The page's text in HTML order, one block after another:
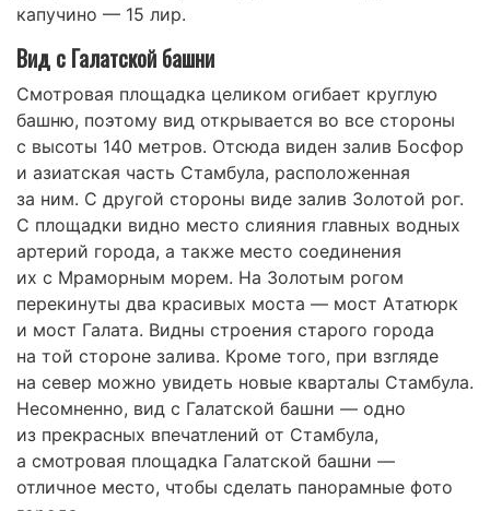
капучино — 15 лир.
Вид с Галатской башни
Смотровая площадка целиком огибает круглую
башню, поэтому вид открывается во все стороны
с высоты 140 метров. Отсюда виден залив Босфор
и азиатская часть Стамбула, расположенная
за ним. С другой стороны виде залив Золотой рог.
С площадки видно место слияния главных водных
артерий города, а также место соединения
их с Мраморным морем. На Золотым рогом
перекинуты два красивых моста — мост Ататюрк
и мост Галата. Видны строения старого города
на той стороне залива. Кроме того, при взгляде
на север можно увидеть новые кварталы Стамбула.
Несомненно, вид с Галатской башни — одно
из прекрасных впечатлений от Стамбула,
а смотровая площадка Галатской башни —
отличное место, чтобы сделать панорамные фото